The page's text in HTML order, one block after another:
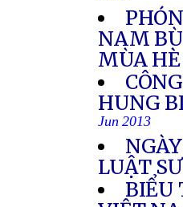
NAM
MÙA HÈ
HUNG
Jun 2013
LUẬT
BIỂU